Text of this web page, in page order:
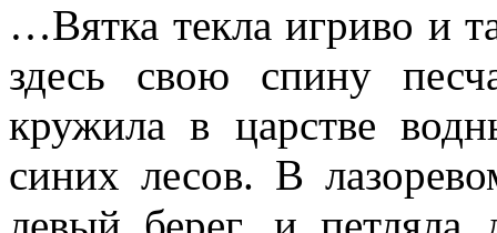
…Вятка текла игриво и
здесь свою спину
кружила в царстве
синих лесов. В